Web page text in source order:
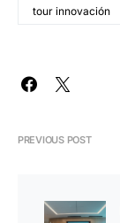
tour innovación
PREVIOUS POST